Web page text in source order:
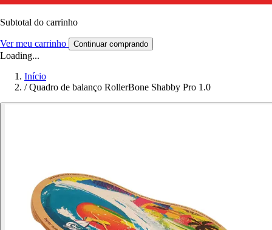
Subtotal do carrinho
Ver meu carrinho Continuar comprando
Loading...
Início
/ Quadro de balanço RollerBone Shabby Pro 1.0